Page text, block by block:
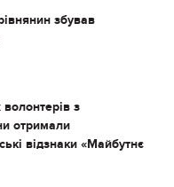
збував
з
отримали
відзнаки «Майбутнє